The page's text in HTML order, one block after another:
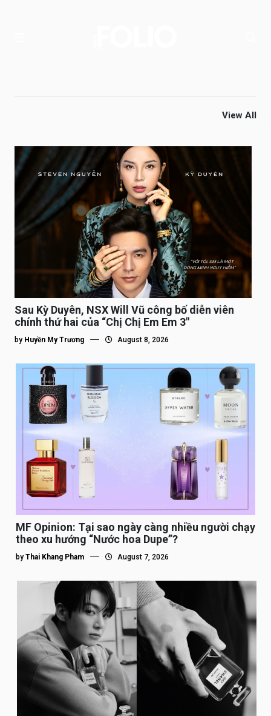
View All
Sau Kỳ Duyên, NSX Will Vũ công bố diễn viên
chính thứ hai của “Chị Chị Em Em 3″
by Huyền My Trương August 8, 2026
MF Opinion: Tại sao ngày càng nhiều người chạy
theo xu hướng “Nước hoa Dupe”?
by Thai Khang Pham August 7, 2026